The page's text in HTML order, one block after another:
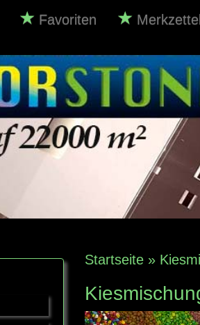
Favoriten Merkzettel
Startseite »